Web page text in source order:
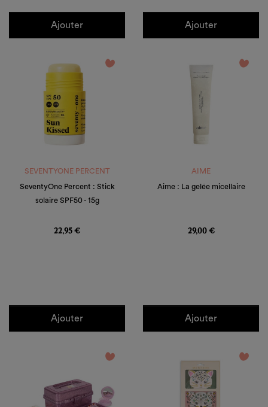
Ajouter Ajouter
favorite_border
SEVENTYONE PERCENT
SeventyOne Percent : Stick
solaire SPF50 - 15g
22,95 €
Ajouter
favorite_border
AIME
Aime : La gelée micellaire
29,00 €
Ajouter
favorite_border favorite_border